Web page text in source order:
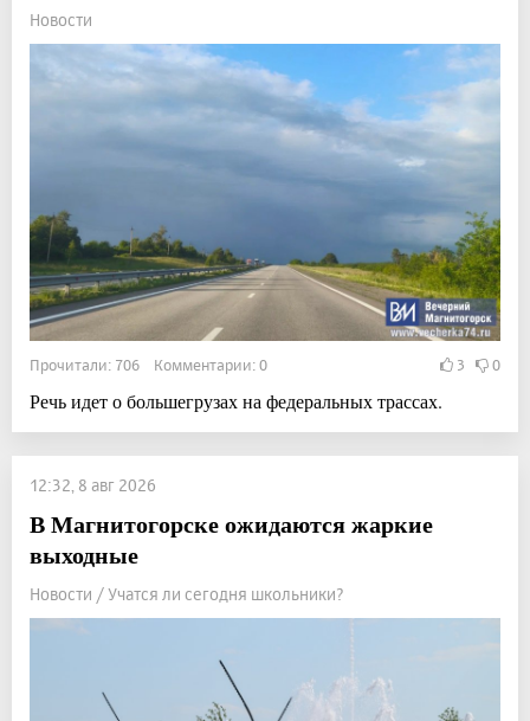
Новости
Прочитали: 706 Комментарии: 0 3 0
Речь идет о большегрузах на федеральных трассах.
12:32, 8 авг 2026
В Магнитогорске ожидаются жаркие
выходные
Новости / Учатся ли сегодня школьники?